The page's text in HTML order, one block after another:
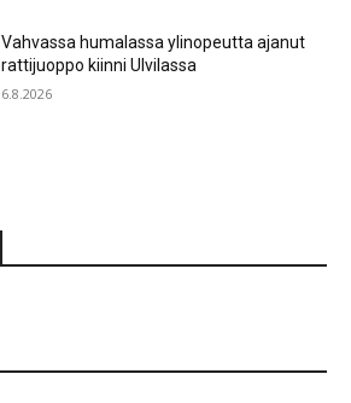
Vahvassa humalassa ylinopeutta ajanut
rattijuoppo kiinni Ulvilassa
6.8.2026